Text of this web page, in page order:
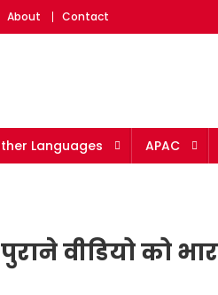
About Contact
Languages APAC
वीडियो को